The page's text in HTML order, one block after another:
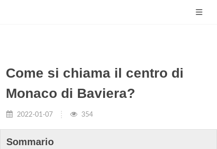
Come si chiama il centro di
Monaco di Baviera?
2022-01-07 354
Sommario